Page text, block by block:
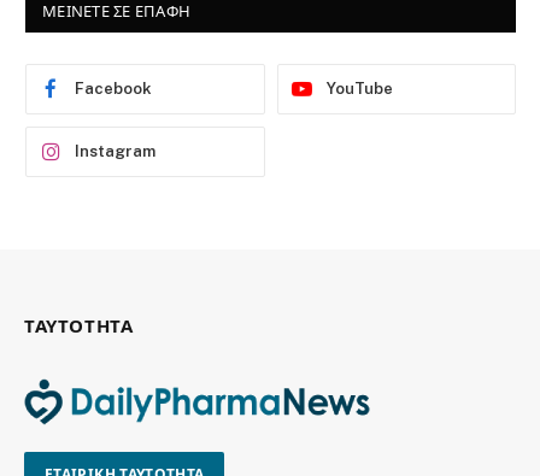
ΜΕΙΝΕΤΕ ΣΕ ΕΠΑΦΗ
Facebook YouTube
Instagram
ΤΑΥΤΟΤΗΤΑ